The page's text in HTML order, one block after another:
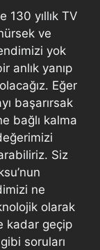
130 yıllık TV
ve
yok
anlık yanıp
Eğer
başarırsak
bağlı kalma
Siz
ne
olarak
kadar geçip
soruları